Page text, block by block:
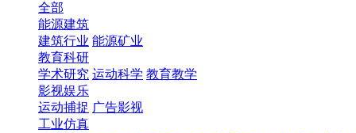
全部
能源建筑
建筑行业 能源矿业
教育科研
学术研究 运动科学 教育教学
影视娱乐
运动捕捉 广告影视
工业仿真